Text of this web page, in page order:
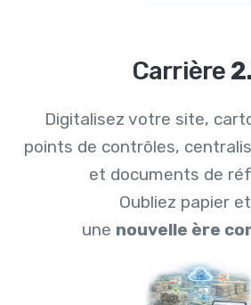
Carrière
Digitalisez votre site,
points de contrôles,
et documents de
Oubliez papier
une nouvelle ère